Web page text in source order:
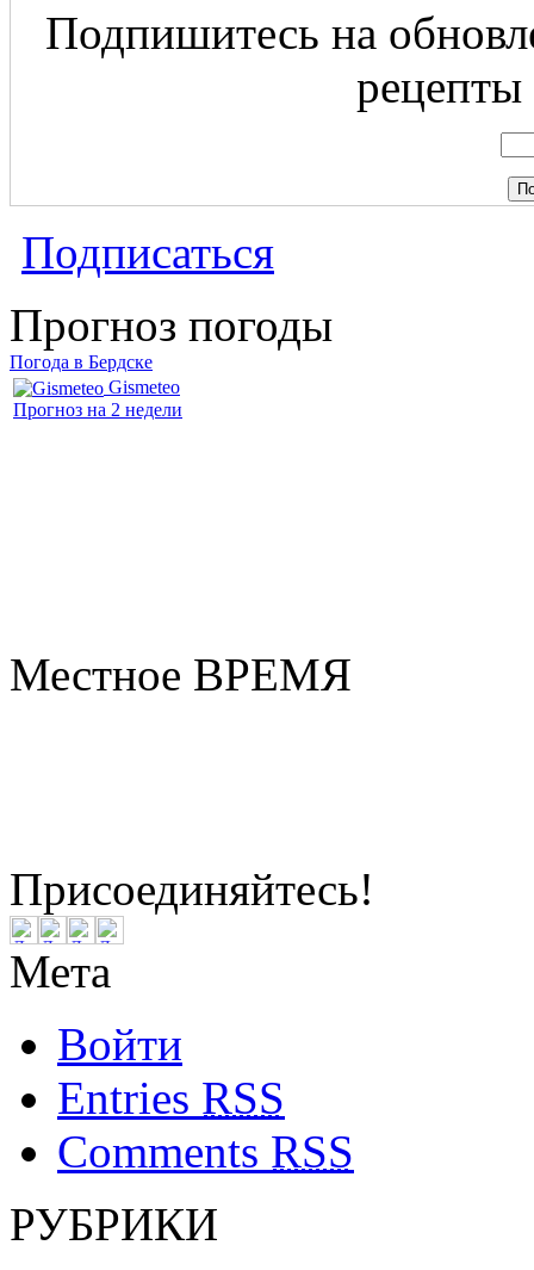
Подпишитесь на
рецепты
Подписаться
Прогноз погоды
Погода в Бердске
Gismeteo
Прогноз на 2 недели
Местное ВРЕМЯ
Присоединяйтесь!
Мета
Войти
Entries RSS
Comments RSS
РУБРИКИ